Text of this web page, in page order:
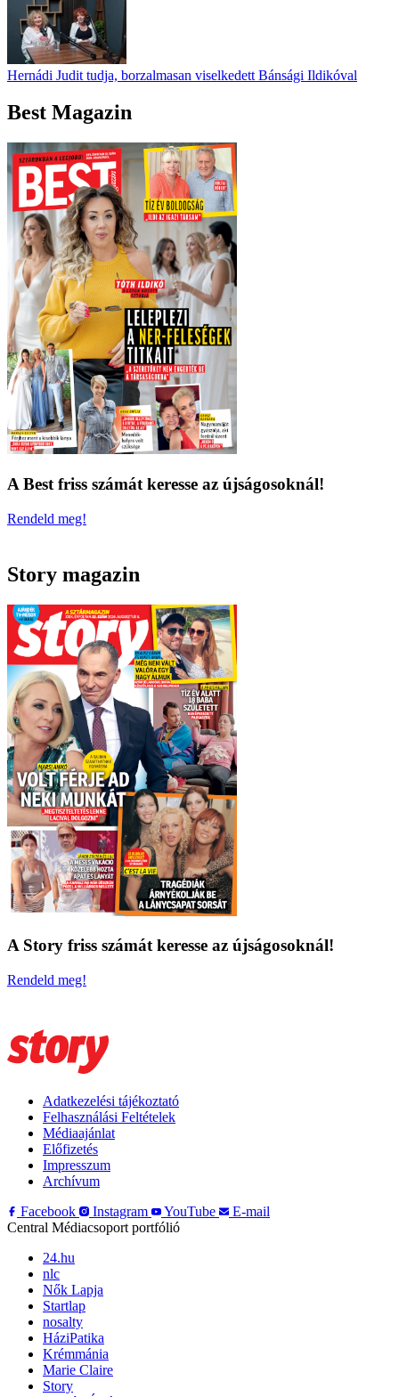
Hernádi Judit tudja, borzalmasan viselkedett Bánsági Ildikóval
Best Magazin
A Best friss számát keresse az újságosoknál!
Rendeld meg!
Story magazin
A Story friss számát keresse az újságosoknál!
Rendeld meg!
Adatkezelési tájékoztató
Felhasználási Feltételek
Médiaajánlat
Előfizetés
Impresszum
Archívum
Facebook
Instagram YouTube
E-mail
Central Médiacsoport portfólió
24.hu
nlc
Nők Lapja
Startlap
nosalty
HáziPatika
Krémmánia
Marie Claire
Story